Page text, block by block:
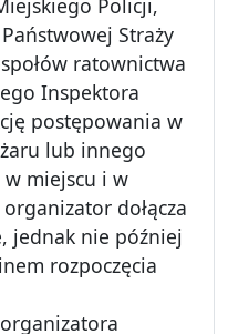
Policji,
Straży
ratownictwa
Inspektora
postępowania w
lub innego
miejscu i w
dołącza
jednak nie później
rozpoczęcia